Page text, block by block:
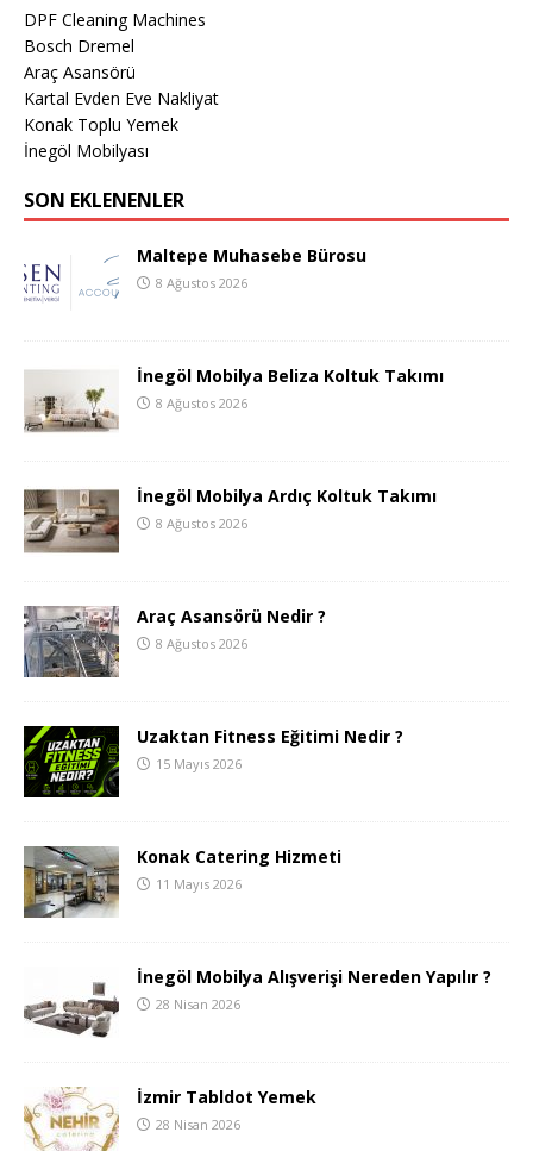
DPF Cleaning Machines
Bosch Dremel
Araç Asansörü
Kartal Evden Eve Nakliyat
Konak Toplu Yemek
İnegöl Mobilyası
SON EKLENENLER
Maltepe Muhasebe Bürosu
8 Ağustos 2026
İnegöl Mobilya Beliza Koltuk Takımı
8 Ağustos 2026
İnegöl Mobilya Ardıç Koltuk Takımı
8 Ağustos 2026
Araç Asansörü Nedir ?
8 Ağustos 2026
Uzaktan Fitness Eğitimi Nedir ?
15 Mayıs 2026
Konak Catering Hizmeti
11 Mayıs 2026
İnegöl Mobilya Alışverişi Nereden Yapılır ?
28 Nisan 2026
İzmir Tabldot Yemek
28 Nisan 2026